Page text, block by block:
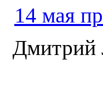
14 мая
Дмитрий